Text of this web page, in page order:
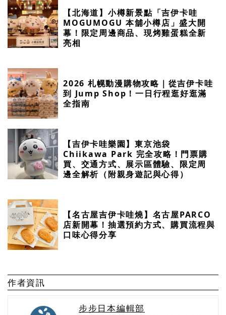
【北海道】小樽新景點「吉伊卡哇
MOGUMOGU 本舖小樽店」盛大開
幕！限定周邊商品、現烤雞蛋糕全新
亮相
2026 札幌動漫購物攻略｜從吉伊卡哇
到 Jump Shop！一日行程逛好逛滿
全指南
【吉伊卡哇樂園】東京池袋
Chiikawa Park 完全攻略！門票購
買、交通方式、展示區體驗、限定周
邊全解析（附親身遊記與心得）
【名古屋吉伊卡哇燒】名古屋PARCO
店新開幕！抽選預約方式、購買流程與
口味心得分享
作者資訊
步步日本編輯部